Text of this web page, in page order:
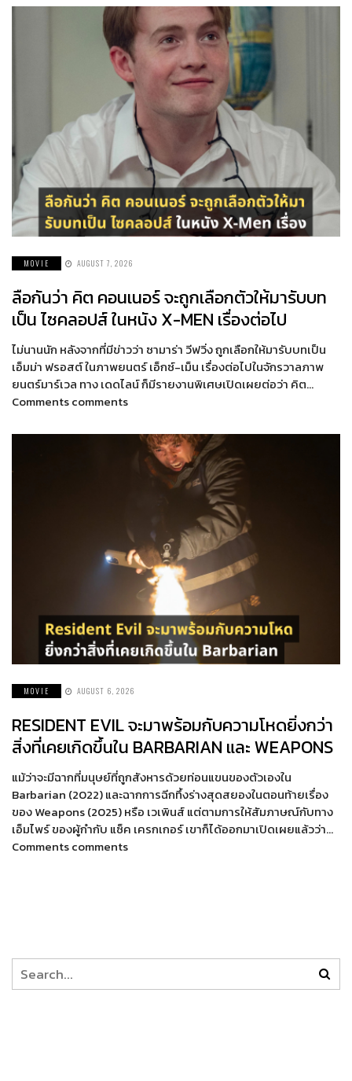
MOVIE AUGUST 7, 2026
ลือกันว่า คิต คอนเนอร์ จะถูกเลือกตัวให้มารับบท
เป็น ไซคลอปส์ ในหนัง X-MEN เรื่องต่อไป
ไม่นานนัก หลังจากที่มีข่าวว่า ซามาร่า วีฟวิ่ง ถูกเลือกให้มารับบทเป็น
เอ็มม่า ฟรอสต์ ในภาพยนตร์ เอ็กซ์-เม็น เรื่องต่อไปในจักรวาลภาพ
ยนตร์มาร์เวล ทาง เดดไลน์ ก็มีรายงานพิเศษเปิดเผยต่อว่า คิต…
Comments comments
MOVIE AUGUST 6, 2026
RESIDENT EVIL จะมาพร้อมกับความโหดยิ่งกว่า
สิ่งที่เคยเกิดขึ้นใน BARBARIAN และ WEAPONS
แม้ว่าจะมีฉากที่มนุษย์ที่ถูกสังหารด้วยท่อนแขนของตัวเองใน
Barbarian (2022) และฉากการฉีกทึ้งร่างสุดสยองในตอนท้ายเรื่อง
ของ Weapons (2025) หรือ เวเพินส์ แต่ตามการให้สัมภาษณ์กับทาง
เอ็มไพร์ ของผู้กำกับ แซ็ค เครกเกอร์ เขาก็ได้ออกมาเปิดเผยแล้วว่า…
Comments comments